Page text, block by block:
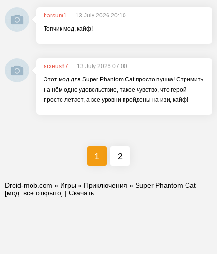
barsum1
13 July 2026 20:10
Топчик мод, кайф!
arxeus87
13 July 2026 07:00
Этот мод для Super Phantom Cat просто пушка! Стримить
на нём одно удовольствие, такое чувство, что герой
просто летает, а все уровни пройдены на изи, кайф!
1 2
Droid-mob.com » Игры » Приключения » Super Phantom Cat
[мод: всё открыто] | Скачать